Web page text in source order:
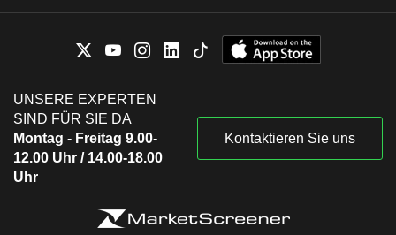
UNSERE EXPERTEN
SIND FÜR SIE DA
Montag - Freitag 9.00-
12.00 Uhr / 14.00-18.00
Uhr
Kontaktieren Sie uns